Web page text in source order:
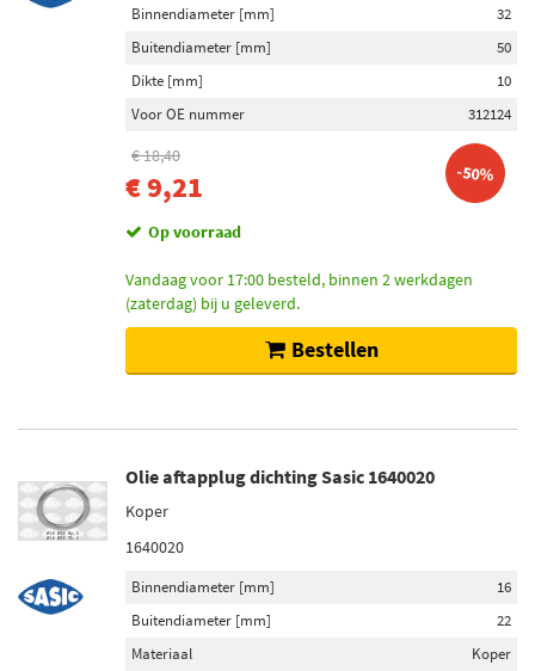
Ventieltype
Voor utlaatkleppen (3)
Remschijfdikte [mm]
22 (77)
28 (55)
Binnendiameter [mm]
32
Buitendiameter [mm]
50
Dikte [mm]
10
Voor OE nummer
312124
€ 18,40
€ 9,21 -50%
Op voorraad
Vandaag voor 17:00 besteld, binnen 2 werkdagen
(zaterdag) bij u geleverd.
Bestellen
Olie aftapplug dichting Sasic 1640020
Koper
1640020
Binnendiameter [mm]
16
Buitendiameter [mm]
22
Materiaal
Koper